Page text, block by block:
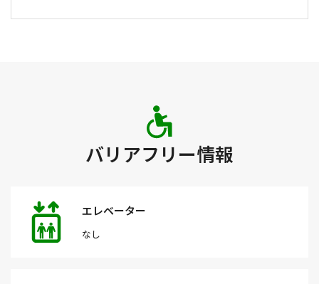
バリアフリー情報
エレベーター
なし